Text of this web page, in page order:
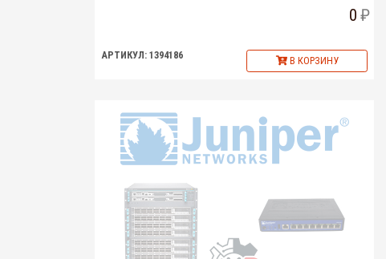
0
АРТИКУЛ: 1394186 В КОРЗИНУ